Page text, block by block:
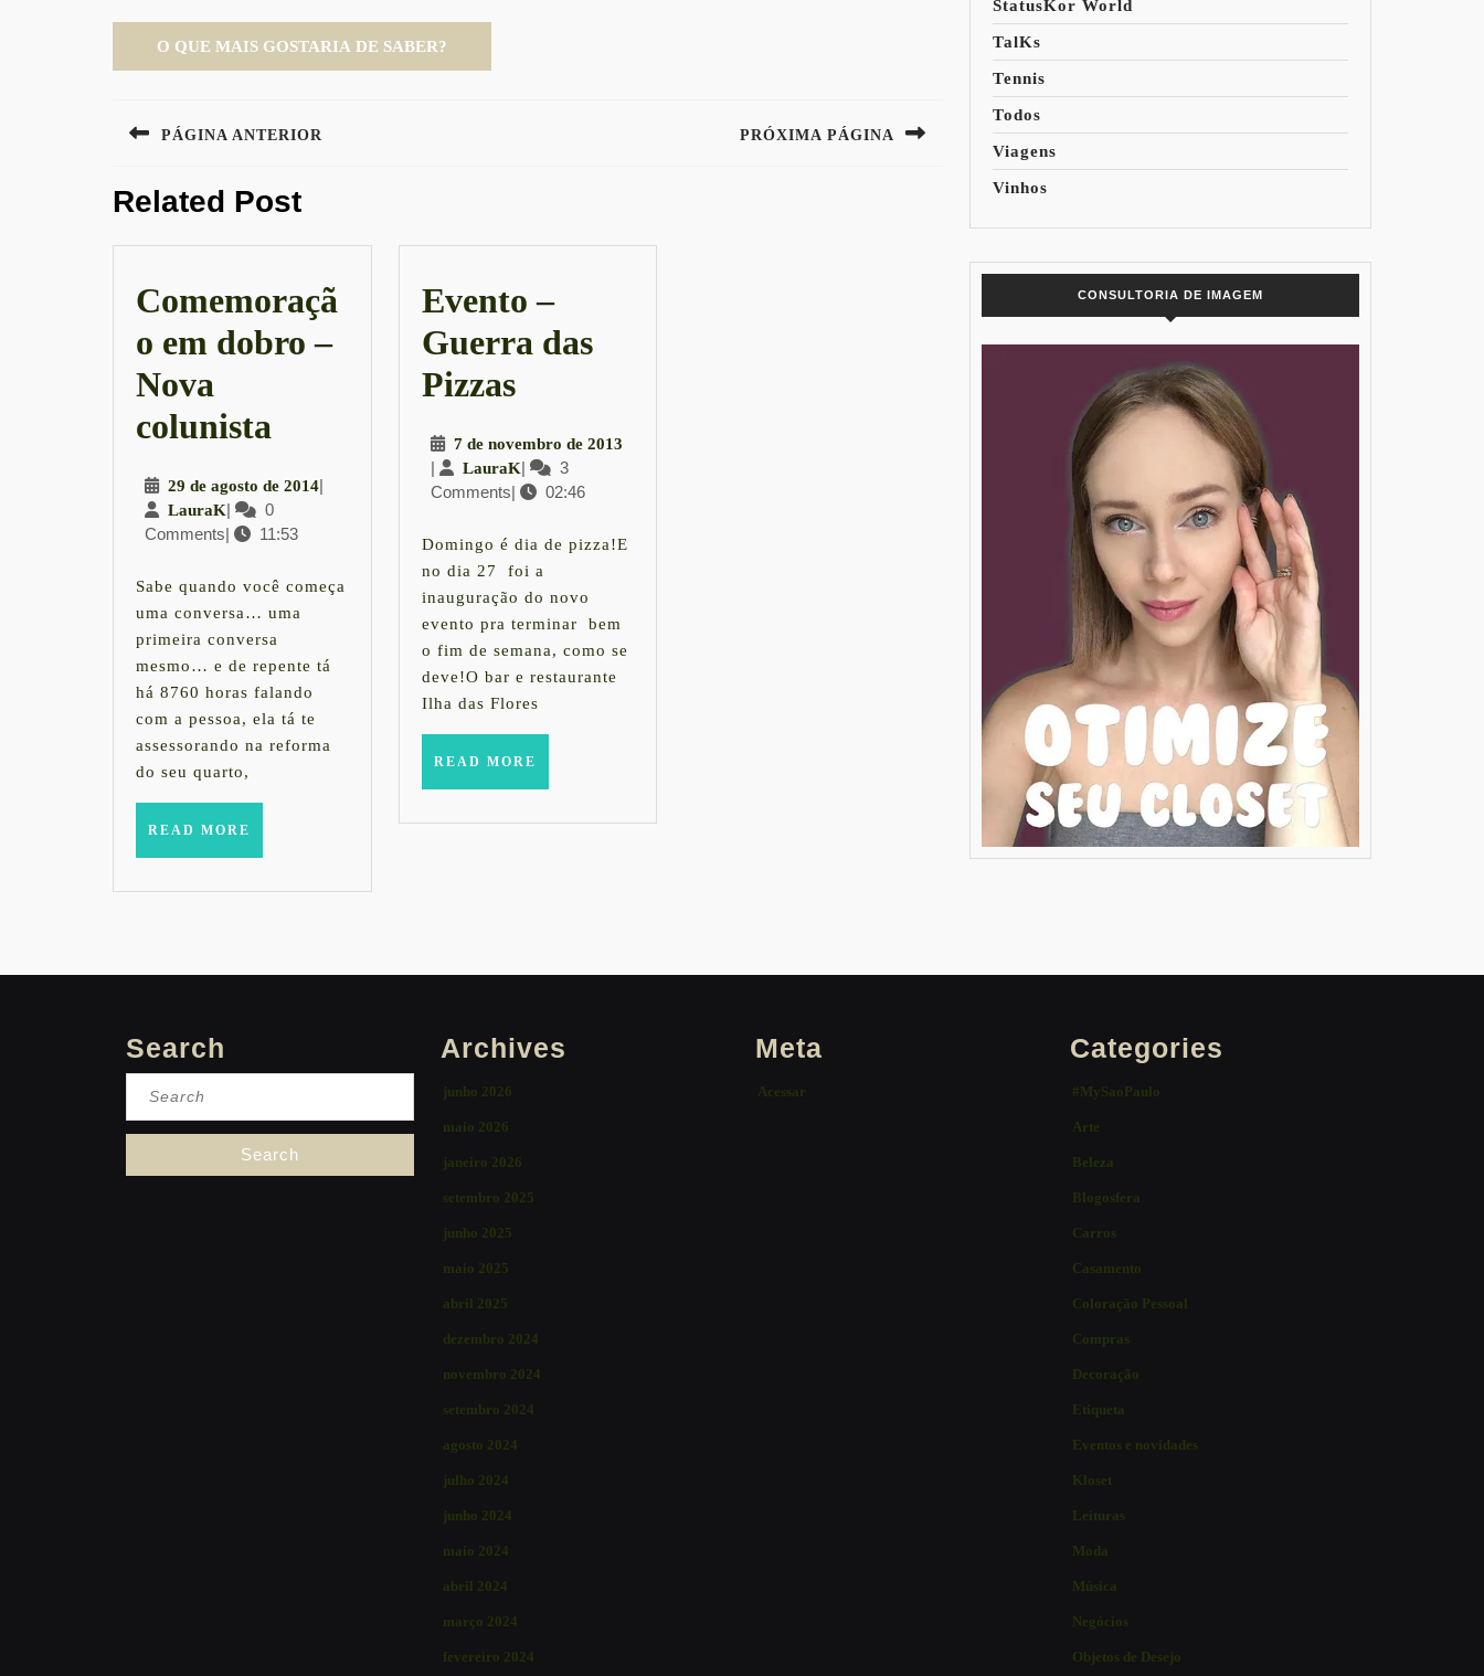
de
Post
PÁGINA ANTERIOR
post:
PRÓXIMA PÁGINA
Related Post
Comemoraçã
o em dobro –
Nova
colunista Comemoração
dobro
–
Nova
colunista
29 de agosto de 201429
2014
|
LauraKLauraK
|
0
Comments| 11:53
Sabe quando você começa
uma conversa… uma
primeira conversa
mesmo… e de repente tá
há 8760 horas falando
com a pessoa, ela tá te
assessorando na reforma
do seu quarto,
READ MORE
Evento –
Guerra das
PizzasEvento
Guerra
das
Pizzas
7 de novembro de 20137
2013
| LauraKLauraK
|
3
Comments| 02:46
Domingo é dia de pizza!E
no dia 27 foi a
inauguração do novo
evento pra terminar bem
o fim de semana, como se
deve!O bar e restaurante
Ilha das Flores
READ MORE
StatusKor World
TalKs
Tennis
Todos
Viagens
Vinhos
CONSULTORIA DE IMAGEM
Search Archives
junho 2026
maio 2026
janeiro 2026
setembro 2025
junho 2025
maio 2025
abril 2025
dezembro 2024
novembro 2024
setembro 2024
agosto 2024
julho 2024
junho 2024
maio 2024
abril 2024
março 2024
fevereiro 2024
Meta
Acessar
Categories
#MySaoPaulo
Arte
Beleza
Blogosfera
Carros
Casamento
Coloração Pessoal
Compras
Decoração
Etiqueta
Eventos e novidades
Kloset
Leituras
Moda
Música
Negócios
Objetos de Desejo